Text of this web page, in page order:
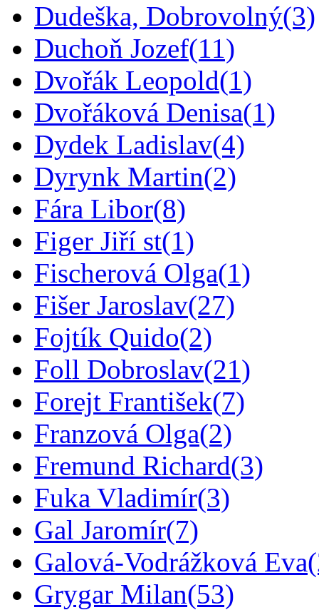
Dudeška, Dobrovolný(3)
Duchoň Jozef(11)
Dvořák Leopold(1)
Dvořáková Denisa(1)
Dydek Ladislav(4)
Dyrynk Martin(2)
Fára Libor(8)
Figer Jiří st(1)
Fischerová Olga(1)
Fišer Jaroslav(27)
Fojtík Quido(2)
Foll Dobroslav(21)
Forejt František(7)
Franzová Olga(2)
Fremund Richard(3)
Fuka Vladimír(3)
Gal Jaromír(7)
Galová-Vodrážková Eva
Grygar Milan(53)